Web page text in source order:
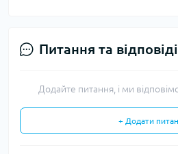
Питання та відповіді
Додайте питання, і ми
+ Додати